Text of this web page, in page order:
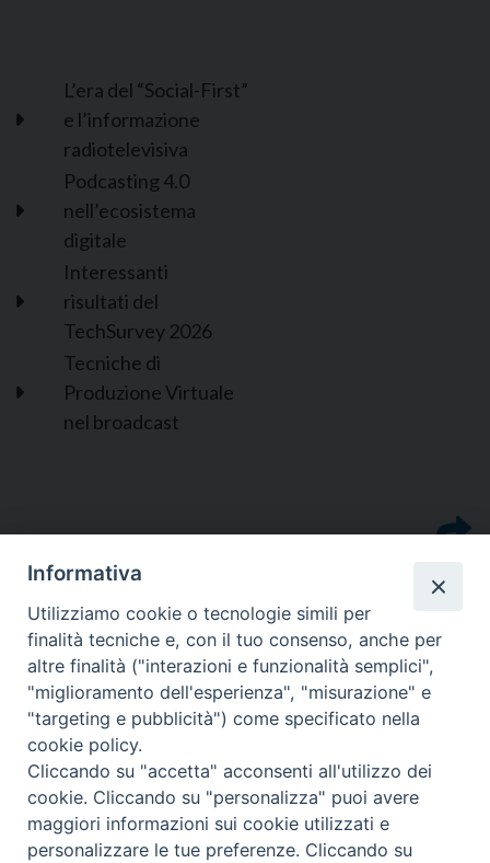
L’era del “Social-First”
e l’informazione
radiotelevisiva
Podcasting 4.0
nell’ecosistema
digitale
Interessanti
risultati del
TechSurvey 2026
Tecniche di
Produzione Virtuale
nel broadcast
CONTATTI
Informativa
Utilizziamo cookie o tecnologie simili per
finalità tecniche e, con il tuo consenso, anche per
altre finalità ("interazioni e funzionalità semplici",
"miglioramento dell'esperienza", "misurazione" e
"targeting e pubblicità") come specificato nella
cookie policy.
Cliccando su "accetta" acconsenti all'utilizzo dei
cookie. Cliccando su "personalizza" puoi avere
maggiori informazioni sui cookie utilizzati e
personalizzare le tue preferenze. Cliccando su